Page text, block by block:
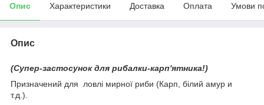
Опис Характеристики Доставка Оплата Умови
Опис
(Супер-застосунок для рибалки-карп'ятника!)
Призначений для ловлі мирної риби (Карп, білий амур и
т.д.).